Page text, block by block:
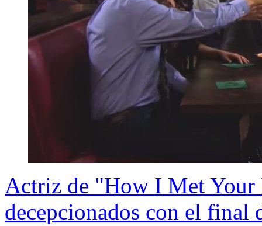
Actriz de "How I Met Your
decepcionados con el final